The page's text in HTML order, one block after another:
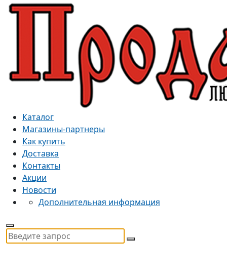
Каталог
Магазины-партнеры
Как купить
Доставка
Контакты
Акции
Новости
Дополнительная информация